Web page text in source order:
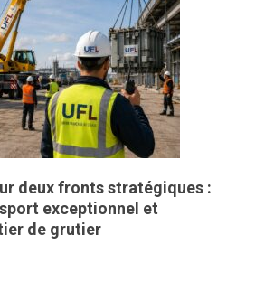
deux fronts stratégiques :
exceptionnel et
de grutier